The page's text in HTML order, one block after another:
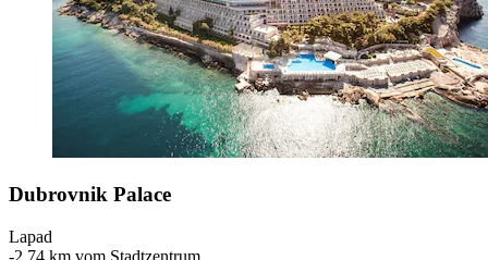
Dubrovnik Palace
Lapad
‐2,74 km vom Stadtzentrum